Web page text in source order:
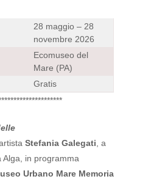
28 maggio – 28
novembre 2026
Ecomuseo del
Mare (PA)
Gratis
Stefania Galegati , a
Alga, in programma
Urbano Mare Memoria